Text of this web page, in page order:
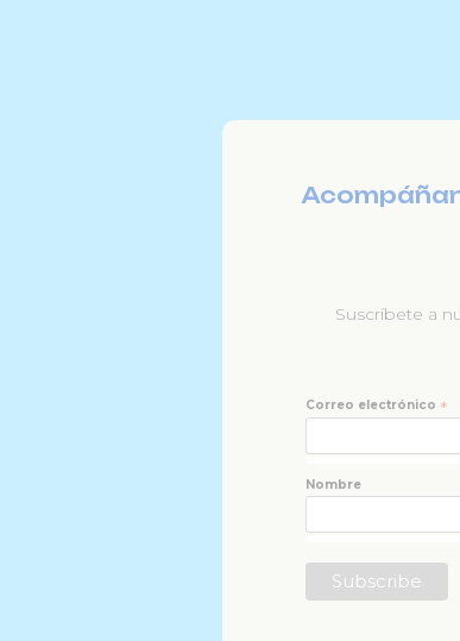
Suscríbete a
Correo electrónico *
Nombre